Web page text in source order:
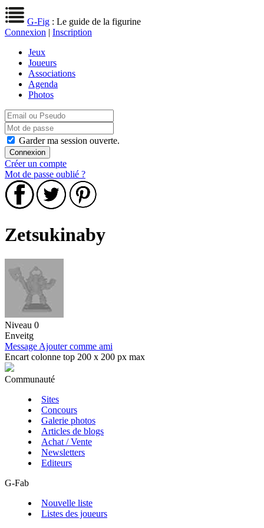
G-Fig : Le guide de la figurine
Connexion | Inscription
Jeux
Joueurs
Associations
Agenda
Photos
Garder ma session ouverte.
Créer un compte
Mot de passe oublié ?
Zetsukinaby
Niveau 0
Enveitg
Message Ajouter comme ami
Encart colonne top 200 x 200 px max
Communauté
Sites
Concours
Galerie photos
Articles de blogs
Achat / Vente
Newsletters
Editeurs
G-Fab
Nouvelle liste
Listes des joueurs